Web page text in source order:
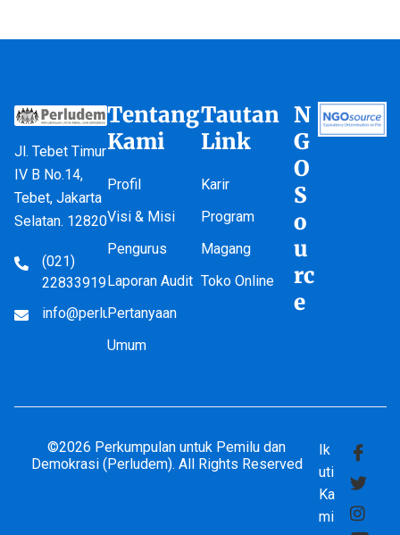
Jl. Tebet Timur
IV B No.14,
Tebet, Jakarta
Selatan. 12820
(021)
22833919
info@perludem.or.id
Tentang
Kami
Profil
Visi & Misi
Pengurus
Laporan Audit
Pertanyaan
Umum
Tautan
Link
Karir
Program
Magang
Toko Online
N
G
O
S
o
u
rc
e
©2026 Perkumpulan untuk Pemilu dan
Demokrasi (Perludem). All Rights Reserved
Ik
uti
Ka
mi